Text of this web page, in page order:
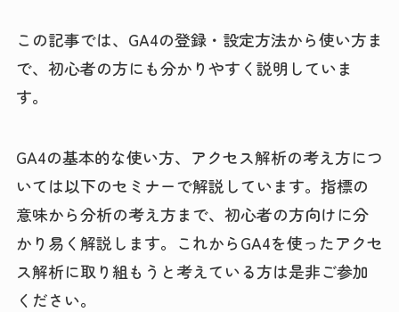
この記事では、GA4の登録・設定方法から使い方ま
で、初心者の方にも分かりやすく説明していま
す。
GA4の基本的な使い方、アクセス解析の考え方につ
いては以下のセミナーで解説しています。指標の
意味から分析の考え方まで、初心者の方向けに分
かり易く解説します。これからGA4を使ったアクセ
ス解析に取り組もうと考えている方は是非ご参加
ください。